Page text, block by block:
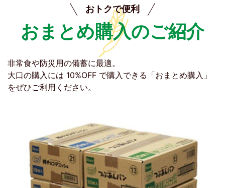
おトクで便利
おまとめ購入のご紹介
非常食や防災用の備蓄に最適。
大口の購入には 10%OFF で購入できる「おまとめ購入」
をぜひご利用ください。